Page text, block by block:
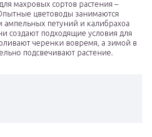
махровых сортов растения –
цветоводы занимаются
ампельных петуний и калибрахоа
создают подходящие условия для
черенки вовремя, а зимой в
подсвечивают растение.